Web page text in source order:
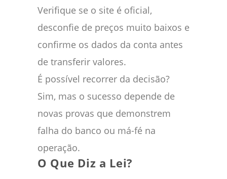
Verifique se o site é oficial,
desconfie de preços muito baixos e
confirme os dados da conta antes
de transferir valores.
É possível recorrer da decisão?
Sim, mas o sucesso depende de
novas provas que demonstrem
falha do banco ou má-fé na
operação.
O Que Diz a Lei?